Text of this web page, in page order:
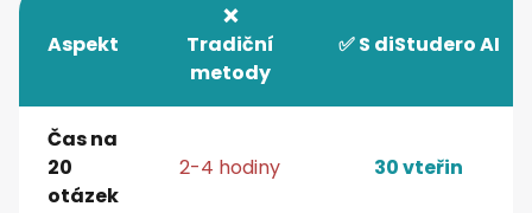
Aspekt
❌
Tradiční
metody
✅ S diStudero AI
Čas na
20
otázek
2-4 hodiny 30 vteřin